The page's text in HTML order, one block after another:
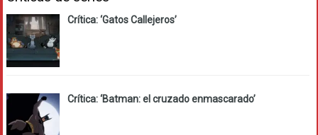
Crítica: ‘Gatos Callejeros’
Crítica: ‘Batman: el cruzado enmascarado’